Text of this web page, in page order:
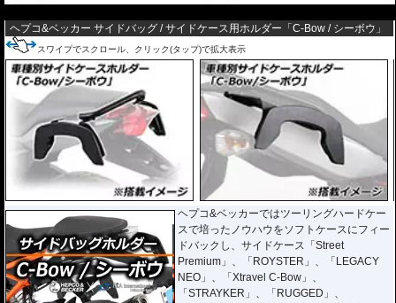
ヘプコ&ベッカー サイドバッグ / サイドケース用ホルダー「C-Bow / シーボウ」
スワイプでスクロール、クリック(タップ)で拡大表示
ヘプコ&ベッカーではツーリングハードケー
スで培ったノウハウをソフトケースにフィー
ドバックし、サイドケース「Street
Premium」、「ROYSTER」、「LEGACY
NEO」、「Xtravel C-Bow」、
「STRAYKER」、「RUGGED」、